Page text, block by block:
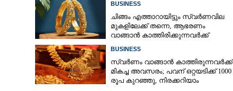
BUSINESS
ചിങ്ങം എത്താറായിട്ടും സ്വർണവില
മുകളിലേക്ക് തന്നെ,​ ആഭരണം
വാങ്ങാൻ കാത്തിരിക്കുന്നവർക്ക്
BUSINESS
സ്വർണം വാങ്ങാൻ കാത്തിരുന്നവർക്ക്
മികച്ച അവസരം; പവന് ഒറ്റയടിക്ക് 1000
രൂപ കുറഞ്ഞു, നിരക്കറിയാം